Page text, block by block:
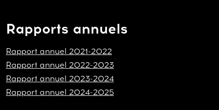
Rapports annuels
Rapport annuel 2021-2022
Rapport annuel 2022-2023
Rapport annuel 2023-2024
Rapport annuel 2024-2025